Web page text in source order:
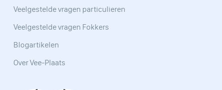
Veelgestelde vragen particulieren
Veelgestelde vragen Fokkers
Blogartikelen
Over Vee-Plaats